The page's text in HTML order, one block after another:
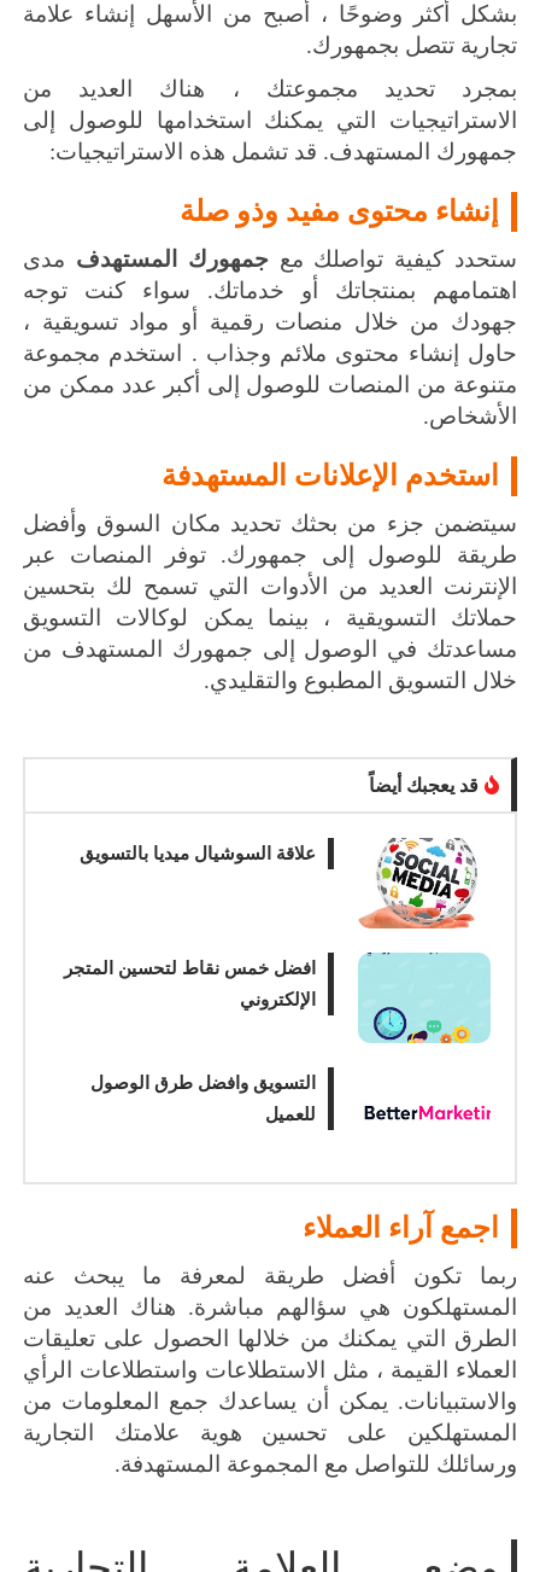
بشكل أكثر وضوحًا ، أصبح من الأسهل إنشاء علامة
تجارية تتصل بجمهورك.
بمجرد تحديد مجموعتك ، هناك العديد من
الاستراتيجيات التي يمكنك استخدامها للوصول إلى
جمهورك المستهدف. قد تشمل هذه الاستراتيجيات:
إنشاء محتوى مفيد وذو صلة
ستحدد كيفية تواصلك معجمهورك المستهدف مدى
اهتمامهم بمنتجاتك أو خدماتك. سواء كنت توجه
جهودك من خلال منصات رقمية أو مواد تسويقية ،
حاول
إنشاء محتوى ملائم وجذاب .
استخدم مجموعة
متنوعة من المنصات للوصول إلى أكبر عدد ممكن من
الأشخاص.
استخدم الإعلانات المستهدفة
سيتضمن جزء من بحثك تحديد مكان السوق وأفضل
طريقة للوصول إلى جمهورك. توفر المنصات عبر
الإنترنت العديد من الأدوات التي تسمح لك بتحسين
حملاتك التسويقية ، بينما يمكن لوكالات التسويق
مساعدتك في الوصول إلى جمهورك المستهدف من
خلال التسويق المطبوع والتقليدي.
قد يعجبك أيضاً
علاقة السوشيال ميديا بالتسويق
افضل خمس نقاط لتحسين المتجر
الإلكتروني
التسويق وافضل طرق الوصول
للعميل
اجمع آراء العملاء
ربما تكون أفضل طريقة لمعرفة ما يبحث عنه
المستهلكون هي سؤالهم مباشرة. هناك العديد من
الطرق التي يمكنك من خلالها الحصول على تعليقات
العملاء القيمة ، مثل الاستطلاعات واستطلاعات الرأي
والاستبيانات. يمكن أن يساعدك جمع المعلومات من
المستهلكين على تحسين هوية علامتك التجارية
ورسائلك للتواصل مع المجموعة المستهدفة.